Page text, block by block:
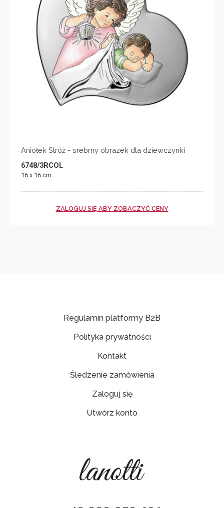
Aniołek Stróż - srebrny obrazek dla dziewczynki
6748/3RCOL
16 x 16 cm
ZALOGUJ SIĘ ABY ZOBACZYĆ CENY
Regulamin platformy B2B
Polityka prywatności
Kontakt
Śledzenie zamówienia
Zaloguj się
Utwórz konto